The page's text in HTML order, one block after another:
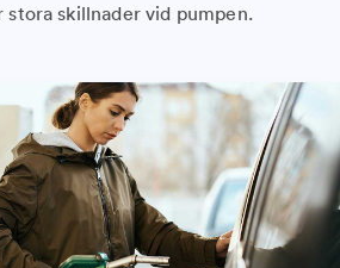
stora skillnader vid pumpen.